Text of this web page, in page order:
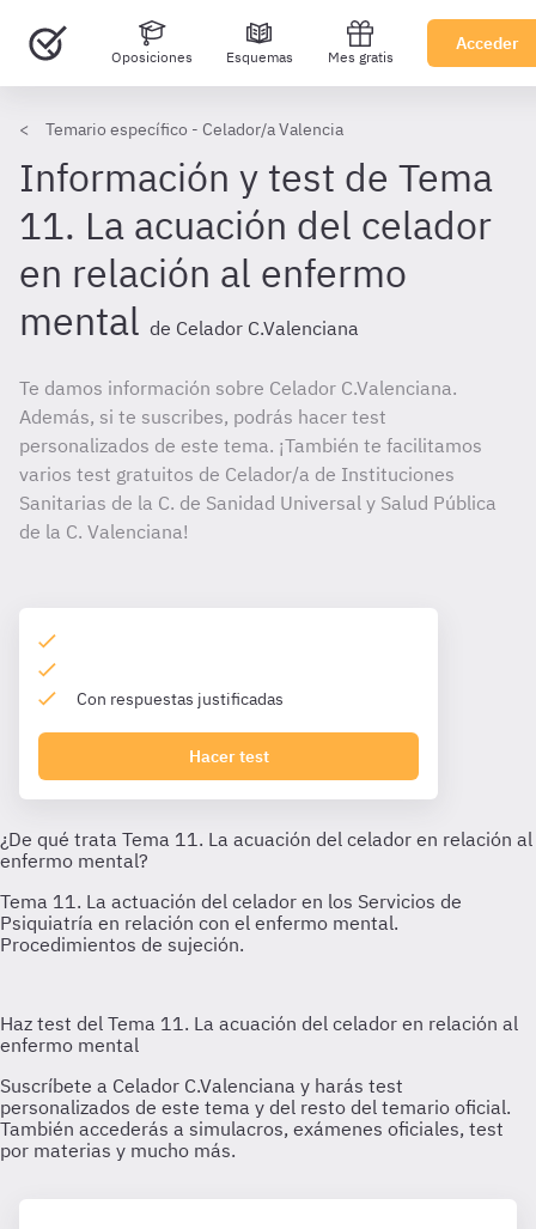
Oposiciones Esquemas Mes gratis
Acceder
Temario específico - Celador/a Valencia
Información y test de Tema
11. La acuación del celador
en relación al enfermo
mental de Celador C.Valenciana
Te damos información sobre Celador C.Valenciana.
Además, si te suscribes, podrás hacer test
personalizados de este tema. ¡También te facilitamos
varios test gratuitos de Celador/a de Instituciones
Sanitarias de la C. de Sanidad Universal y Salud Pública
de la C. Valenciana!
Con respuestas justificadas
Hacer test